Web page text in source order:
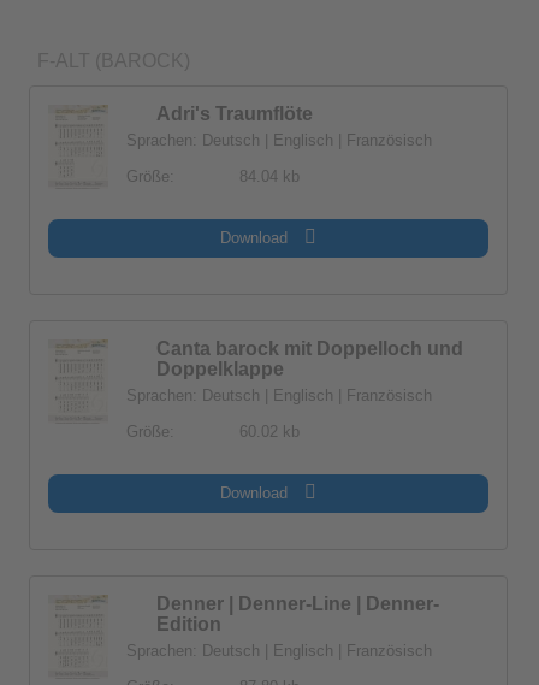
Adri's Traumflöte
Sprachen: Deutsch | Englisch | Französisch
Größe:
84.04 kb
Download
Canta barock mit Doppelloch und
Doppelklappe
Sprachen: Deutsch | Englisch | Französisch
Größe:
60.02 kb
Download
Denner | Denner-Line | Denner-
Edition
Sprachen: Deutsch | Englisch | Französisch